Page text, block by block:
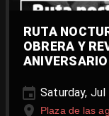
RUTA
OBRERA Y
Saturday,
Plaza de las